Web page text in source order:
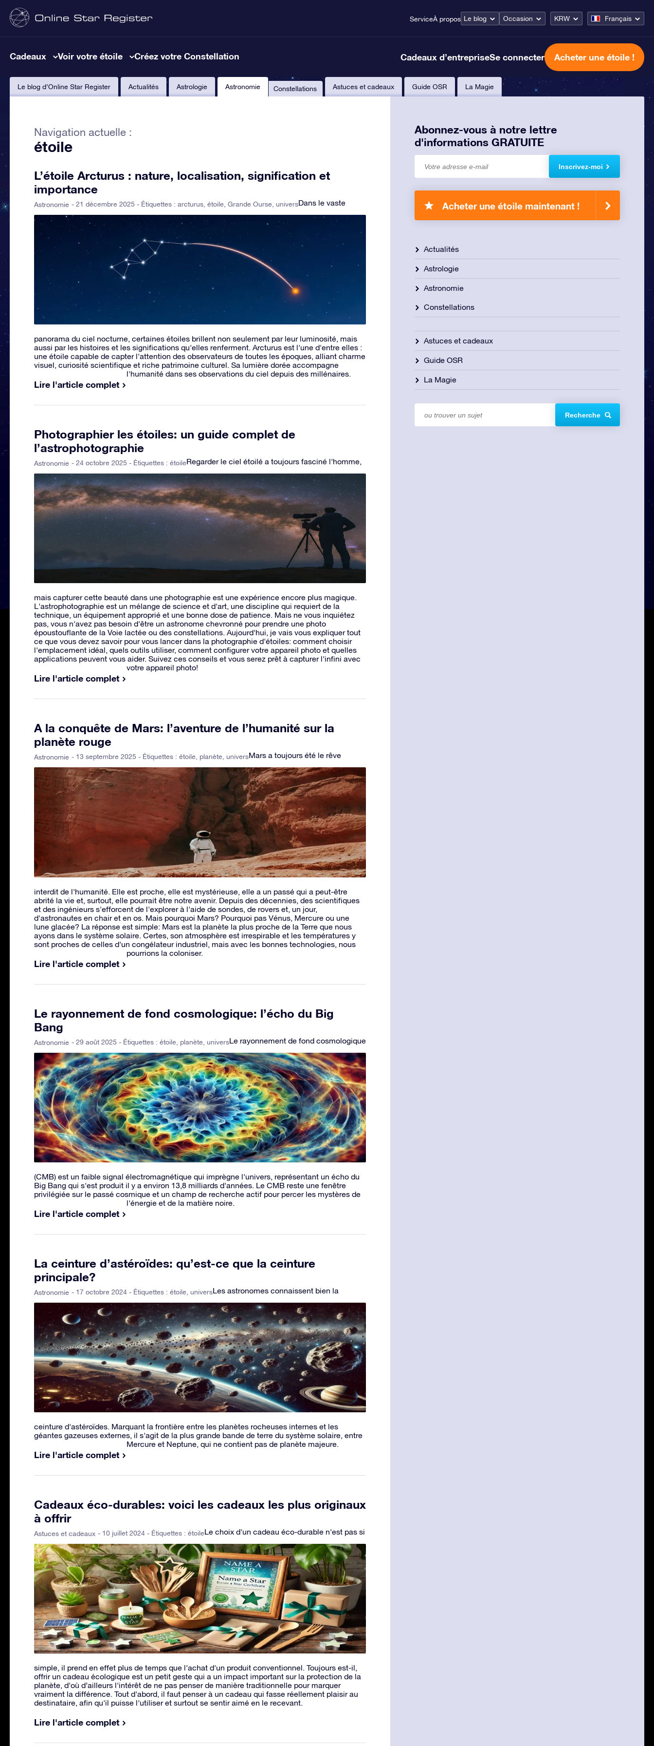
ServiceÀ propos Le blog Occasion KRW Français
Cadeaux Voir votre étoile Créez votre Constellation Cadeaux d’entrepriseSe connecter Acheter une étoile !
Le blog d’Online Star Register Actualités Astrologie Astronomie Constellations Astuces et cadeaux Guide OSR La Magie
Navigation actuelle :
étoile
L’étoile Arcturus : nature, localisation, signification et
importance
Astronomie - 21 décembre 2025 - Étiquettes : arcturus étoile Grande Ourse universDans le vaste
panorama du ciel nocturne, certaines étoiles brillent non seulement par leur luminosité, mais
aussi par les histoires et les significations qu'elles renferment. Arcturus est l'une d'entre elles :
une étoile capable de capter l'attention des observateurs de toutes les époques, alliant charme
visuel, curiosité scientifique et riche patrimoine culturel. Sa lumière dorée accompagne
l'humanité dans ses observations du ciel depuis des millénaires.
Lire l'article complet
Photographier les étoiles: un guide complet de
l’astrophotographie
Astronomie - 24 octobre 2025 - Étiquettes : étoileRegarder le ciel étoilé a toujours fasciné l'homme,
mais capturer cette beauté dans une photographie est une expérience encore plus magique.
L'astrophotographie est un mélange de science et d'art, une discipline qui requiert de la
technique, un équipement approprié et une bonne dose de patience. Mais ne vous inquiétez
pas, vous n'avez pas besoin d'être un astronome chevronné pour prendre une photo
époustouflante de la Voie lactée ou des constellations. Aujourd'hui, je vais vous expliquer tout
ce que vous devez savoir pour vous lancer dans la photographie d'étoiles: comment choisir
l'emplacement idéal, quels outils utiliser, comment configurer votre appareil photo et quelles
applications peuvent vous aider. Suivez ces conseils et vous serez prêt à capturer l'infini avec
votre appareil photo!
Lire l'article complet
A la conquête de Mars: l’aventure de l’humanité sur la
planète rouge
Astronomie - 13 septembre 2025 - Étiquettes : étoile, planète, universMars a toujours été le rêve
interdit de l'humanité. Elle est proche, elle est mystérieuse, elle a un passé qui a peut-être
abrité la vie et, surtout, elle pourrait être notre avenir. Depuis des décennies, des scientifiques
et des ingénieurs s'efforcent de l'explorer à l'aide de sondes, de rovers et, un jour,
d'astronautes en chair et en os. Mais pourquoi Mars? Pourquoi pas Vénus, Mercure ou une
lune glacée? La réponse est simple: Mars est la planète la plus proche de la Terre que nous
ayons dans le système solaire. Certes, son atmosphère est irrespirable et les températures y
sont proches de celles d'un congélateur industriel, mais avec les bonnes technologies, nous
pourrions la coloniser.
Lire l'article complet
Le rayonnement de fond cosmologique: l’écho du Big
Bang
Astronomie - 29 août 2025 - Étiquettes : étoile planète universLe rayonnement de fond cosmologique
(CMB) est un faible signal électromagnétique qui imprègne l'univers, représentant un écho du
Big Bang qui s'est produit il y a environ 13,8 milliards d'années. Le CMB reste une fenêtre
privilégiée sur le passé cosmique et un champ de recherche actif pour percer les mystères de
l'énergie et de la matière noire.
Lire l'article complet
La ceinture d’astéroïdes: qu’est-ce que la ceinture
principale?
Astronomie - 17 octobre 2024 - Étiquettes : étoile universLes astronomes connaissent bien la
ceinture d'astéroïdes. Marquant la frontière entre les planètes rocheuses internes et les
géantes gazeuses externes, il s'agit de la plus grande bande de terre du système solaire, entre
Mercure et Neptune, qui ne contient pas de planète majeure.
Lire l'article complet
Cadeaux éco-durables: voici les cadeaux les plus originaux
à offrir
Astuces et cadeaux - 10 juillet 2024 - Étiquettes : étoileLe choix d'un cadeau éco-durable n'est pas si
simple, il prend en effet plus de temps que l'achat d'un produit conventionnel. Toujours est-il,
offrir un cadeau écologique est un petit geste qui a un impact important sur la protection de la
planète, d'où d’ailleurs l'intérêt de ne pas penser de manière traditionnelle pour marquer
vraiment la différence. Tout d'abord, il faut penser à un cadeau qui fasse réellement plaisir au
destinataire, afin qu'il puisse l'utiliser et surtout se sentir aimé en le recevant.
Lire l'article complet
Abonnez-vous à notre lettre
d'informations GRATUITE
Inscrivez-moi
Acheter une étoile maintenant !
Actualités
Astrologie
Astronomie
Constellations
Astuces et cadeaux
Guide OSR
La Magie
Recherche